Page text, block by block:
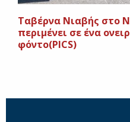
Ταβέρνα Νιαβής στο
περιμένει σε ένα
φόντο(PICS)